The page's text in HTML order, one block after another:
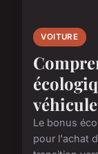
VOITURE
Le bonus
pour l'achat